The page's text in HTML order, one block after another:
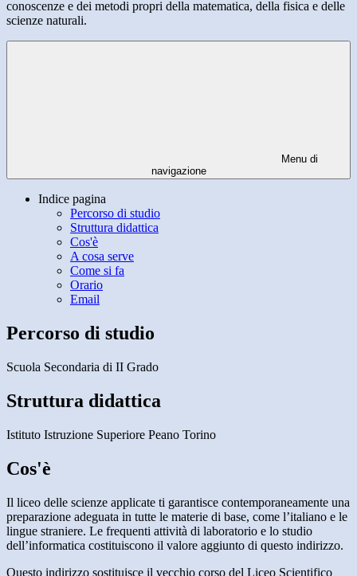
conoscenze e dei metodi propri della matematica, della fisica e delle
scienze naturali.
Menu di
navigazione
Indice pagina
Percorso di studio
Struttura didattica
Cos'è
A cosa serve
Come si fa
Orario
Email
Percorso di studio
Scuola Secondaria di II Grado
Struttura didattica
Istituto Istruzione Superiore Peano Torino
Cos'è
Il liceo delle scienze applicate ti garantisce contemporaneamente una
preparazione adeguata in tutte le materie di base, come l’italiano e le
lingue straniere. Le frequenti attività di laboratorio e lo studio
dell’informatica costituiscono il valore aggiunto di questo indirizzo.
Questo indirizzo sostituisce il vecchio corso del Liceo Scientifico